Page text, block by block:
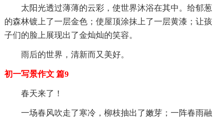
太阳光透过薄薄的云彩，使世界沐浴在其中。给郁葱
的森林镀上了一层金色；使屋顶涂抹上了一层黄漆；让孩
子们的脸上展现出了金灿灿的笑容。
雨后的世界，清新而又美好。
初一写景作文 篇9
春天来了！
一场春风吹走了寒冷，柳枝抽出了嫩芽；一阵春雨融